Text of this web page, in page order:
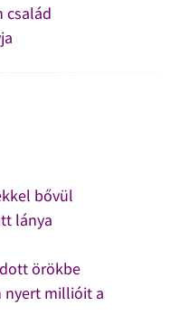
család
bővül
lánya
örökbe
nyert millióit a